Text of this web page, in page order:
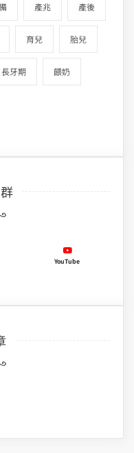
產兆 產後
育兒 胎兒
長牙期 餵奶
YouTube